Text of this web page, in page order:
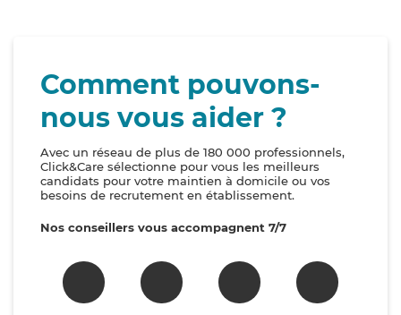
Comment pouvons-
nous vous aider ?
Avec un réseau de plus de 180 000 professionnels,
Click&Care sélectionne pour vous les meilleurs
candidats pour votre maintien à domicile ou vos
besoins de recrutement en établissement.
Nos conseillers vous accompagnent 7/7